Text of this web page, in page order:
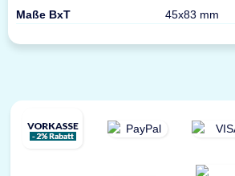
Maße BxT 45x83 mm